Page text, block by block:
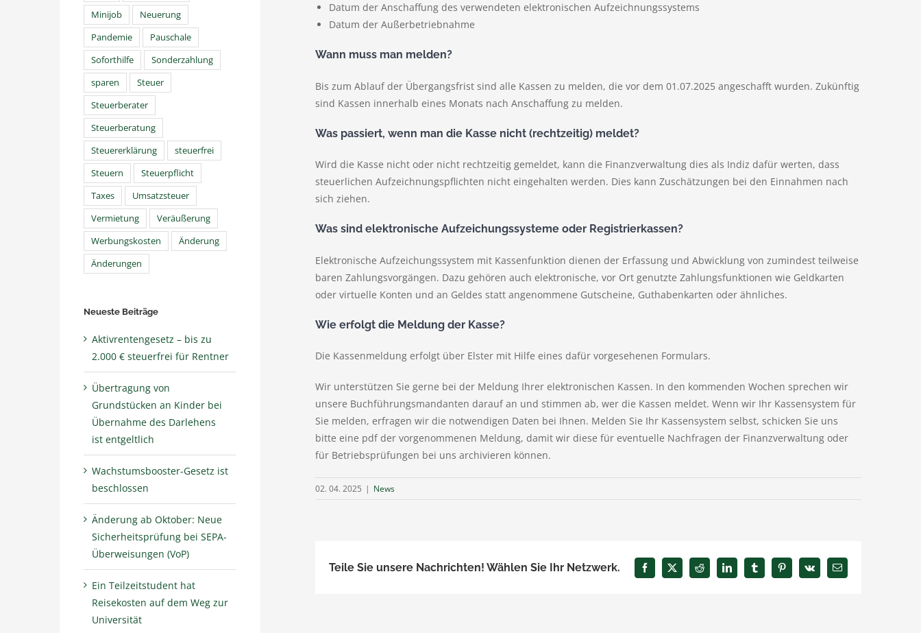
Datum der Anschaffung des verwendeten elektronischen Aufzeichnungssystems
Datum der Außerbetriebnahme
Wann muss man melden?
Bis zum Ablauf der Übergangsfrist sind alle Kassen zu melden, die vor dem 01.07.2025 angeschafft wurden. Zukünftig
sind Kassen innerhalb eines Monats nach Anschaffung zu melden.
Was passiert, wenn man die Kasse nicht (rechtzeitig) meldet?
Wird die Kasse nicht oder nicht rechtzeitig gemeldet, kann die Finanzverwaltung dies als Indiz dafür werten, dass
steuerlichen Aufzeichnungspflichten nicht eingehalten werden. Dies kann Zuschätzungen bei den Einnahmen nach
sich ziehen.
Was sind elektronische Aufzeichungssysteme oder Registrierkassen?
Elektronische Aufzeichungssystem mit Kassenfunktion dienen der Erfassung und Abwicklung von zumindest teilweise
baren Zahlungsvorgängen. Dazu gehören auch elektronische, vor Ort genutzte Zahlungsfunktionen wie Geldkarten
oder virtuelle Konten und an Geldes statt angenommene Gutscheine, Guthabenkarten oder ähnliches.
Wie erfolgt die Meldung der Kasse?
Die Kassenmeldung erfolgt über Elster mit Hilfe eines dafür vorgesehenen Formulars.
Wir unterstützen Sie gerne bei der Meldung Ihrer elektronischen Kassen. In den kommenden Wochen sprechen wir
unsere Buchführungsmandanten darauf an und stimmen ab, wer die Kassen meldet. Wenn wir Ihr Kassensystem für
Sie melden, erfragen wir die notwendigen Daten bei Ihnen. Melden Sie Ihr Kassensystem selbst, schicken Sie uns
bitte eine pdf der vorgenommenen Meldung, damit wir diese für eventuelle Nachfragen der Finanzverwaltung oder
für Betriebsprüfungen bei uns archivieren können.
02. 04. 2025 | News
Teile Sie unsere Nachrichten! Wählen Sie Ihr Netzwerk. Facebook
X Reddit LinkedInTumblrPinterest
Vk
E-
Mail
Minijob
Neuerung
Pandemie
Pauschale
Soforthilfe
Sonderzahlung
sparen
Steuer
Steuerberater
Steuerberatung
Steuererklärung
steuerfrei
Steuern
Steuerpflicht
Taxes
Umsatzsteuer
Vermietung
Veräußerung
Werbungskosten
Änderung
Änderungen
Neueste Beiträge
Aktivrentengesetz – bis zu
2.000 € steuerfrei für Rentner
Übertragung von
Grundstücken an Kinder bei
Übernahme des Darlehens
ist entgeltlich
Wachstumsbooster-Gesetz ist
beschlossen
Änderung ab Oktober: Neue
Sicherheitsprüfung bei SEPA-
Überweisungen (VoP)
Ein Teilzeitstudent hat
Reisekosten auf dem Weg zur
Universität